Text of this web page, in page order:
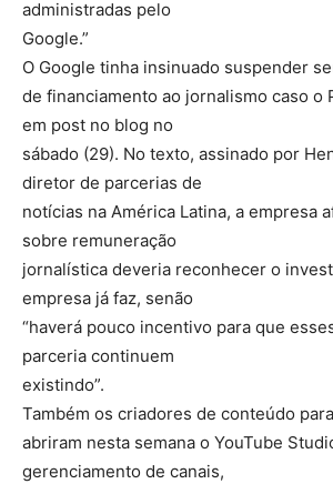
administradas pelo
Google.”
O Google tinha insinuado suspender
de financiamento ao jornalismo caso o
em post no blog no
sábado (29). No texto, assinado por
diretor de parcerias de
notícias na América Latina, a empresa
sobre remuneração
jornalística deveria reconhecer o
empresa já faz, senão
“haverá pouco incentivo para que
parceria continuem
existindo”.
Também os criadores de conteúdo
abriram nesta semana o YouTube
gerenciamento de canais,